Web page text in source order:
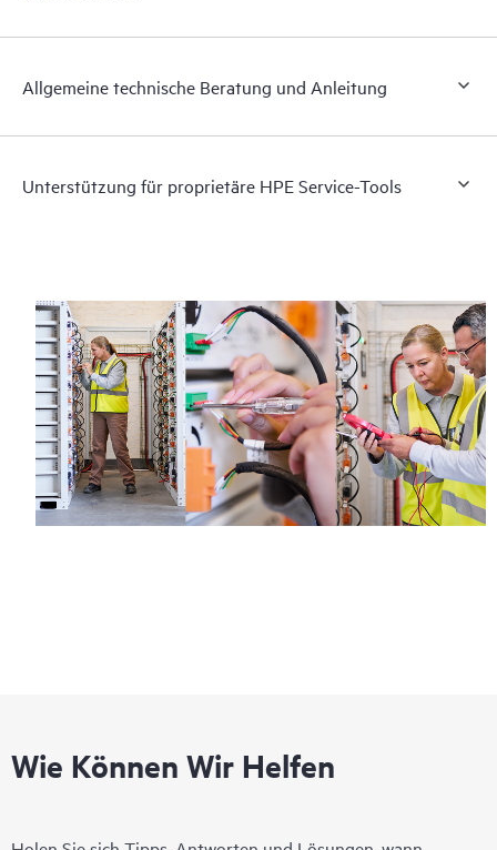
Allgemeine technische Beratung und Anleitung
Unterstützung für proprietäre HPE Service-Tools
Wie Können Wir Helfen